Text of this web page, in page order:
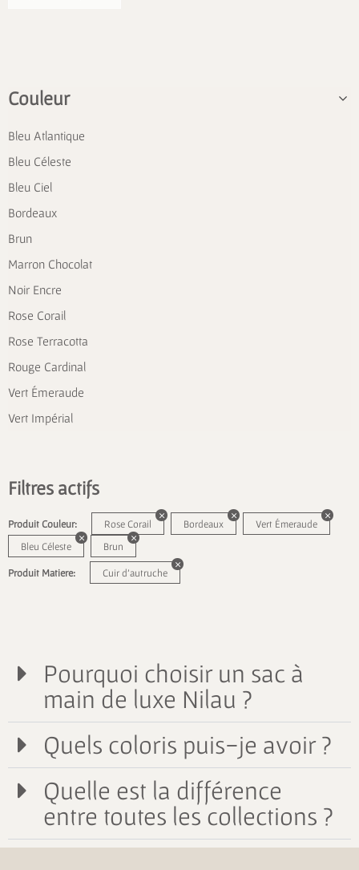
Couleur
Bleu Atlantique
Bleu Céleste
Bleu Ciel
Bordeaux
Brun
Marron Chocolat
Noir Encre
Rose Corail
Rose Terracotta
Rouge Cardinal
Vert Émeraude
Vert Impérial
Filtres actifs
Produit Couleur: Rose Corail Bordeaux
Vert Émeraude
Bleu Céleste
Brun
Produit Matiere: Cuir d'autruche
Pourquoi choisir un sac à
main de luxe Nilau ?
Quels coloris puis-je avoir ?
Quelle est la différence
entre toutes les collections ?